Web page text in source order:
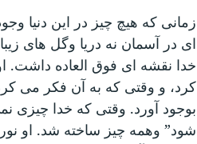
زمانی که هیچ چیز در این دنیا
ای در آسمان نه دریا وگل های
خدا نقشه ای فوق العاده داشت.
کرد، و وقتی که به آن فکر می
بوجود آورد. وقتی که خدا چیزی
شود” وهمه چیز ساخته شد. او نور